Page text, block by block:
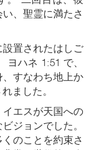
、聖霊に満たさ
置されたはしご
ハネ 1:51 で、
すなわち地上か
ました。
エスが天国への
ジョンでした。
のことを約束さ